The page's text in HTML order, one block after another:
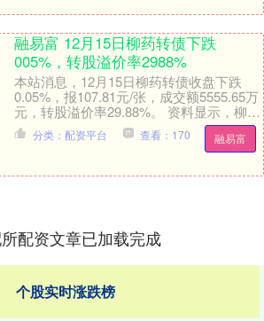
融易富 12月15日柳药转债下跌
005%，转股溢价率2988%
本站消息，12月15日柳药转债收盘下跌
0.05%，报107.81元/张，成交额5555.65万
元，转股溢价率29.88%。 资料显示，柳药
转债信用级别为“AA”....
融易富
分类：配资平台 查看：170
配资文章已加载完成
个股实时涨跌榜